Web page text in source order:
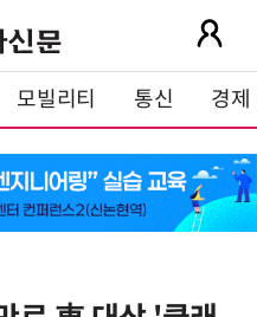
모빌리티 통신 경제